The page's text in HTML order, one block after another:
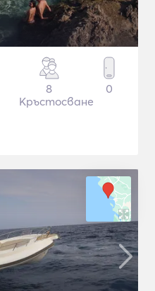
8
Кръстосване
0